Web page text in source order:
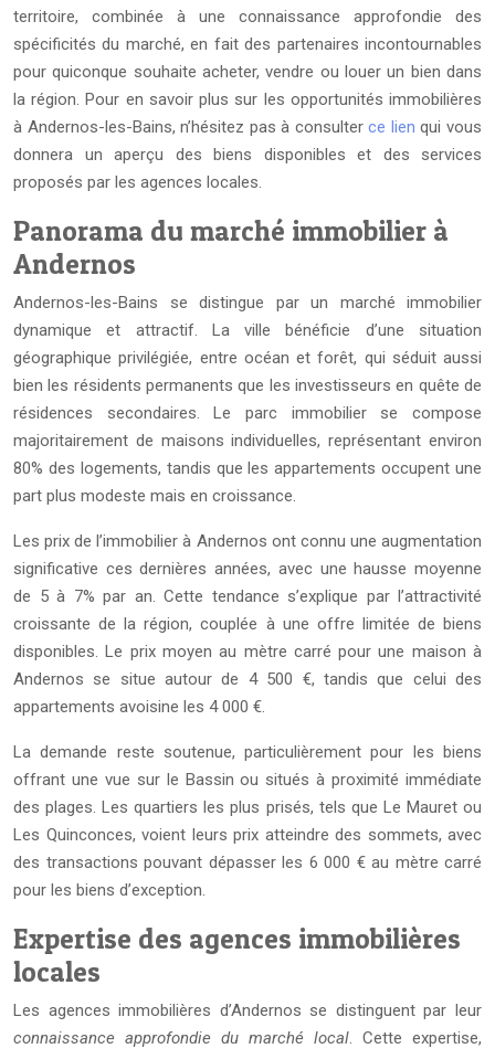
territoire, combinée à une connaissance approfondie des
spécificités du marché, en fait des partenaires incontournables
pour quiconque souhaite acheter, vendre ou louer un bien dans
la région. Pour en savoir plus sur les opportunités immobilières
à Andernos-les-Bains, n’hésitez pas à consulterce lien qui vous
donnera un aperçu des biens disponibles et des services
proposés par les agences locales.
Panorama du marché immobilier à
Andernos
Andernos-les-Bains se distingue par un marché immobilier
dynamique et attractif. La ville bénéficie d’une situation
géographique privilégiée, entre océan et forêt, qui séduit aussi
bien les résidents permanents que les investisseurs en quête de
résidences secondaires. Le parc immobilier se compose
majoritairement de maisons individuelles, représentant environ
80% des logements, tandis que les appartements occupent une
part plus modeste mais en croissance.
Les prix de l’immobilier à Andernos ont connu une augmentation
significative ces dernières années, avec une hausse moyenne
de 5 à 7% par an. Cette tendance s’explique par l’attractivité
croissante de la région, couplée à une offre limitée de biens
disponibles. Le prix moyen au mètre carré pour une maison à
Andernos se situe autour de 4 500 €, tandis que celui des
appartements avoisine les 4 000 €.
La demande reste soutenue, particulièrement pour les biens
offrant une vue sur le Bassin ou situés à proximité immédiate
des plages. Les quartiers les plus prisés, tels que Le Mauret ou
Les Quinconces, voient leurs prix atteindre des sommets, avec
des transactions pouvant dépasser les 6 000 € au mètre carré
pour les biens d’exception.
Expertise des agences immobilières
locales
Les agences immobilières d’Andernos se distinguent par leur
connaissance approfondie du marché local. Cette expertise,